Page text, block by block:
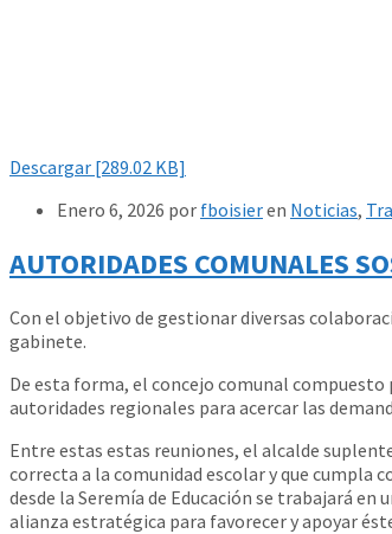
Descargar [289.02 KB]
Enero 6, 2026 por fboisieren Noticias,
AUTORIDADES COMUNALES
Con el objetivo de gestionar diversas
gabinete.
De esta forma, el concejo comunal compuesto
autoridades regionales para acercar las
Entre estas estas reuniones, el alcalde
correcta a la comunidad escolar y que cumpla
desde la Seremía de Educación se trabajará
alianza estratégica para favorecer y apoyar